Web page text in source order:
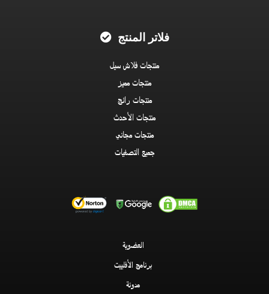
فلاتر المنتج
منتجات فلاش سيل
منتجات مميز
منتجات رائج
منتجات الأحدث
منتجات مجاني
جميع التصفيات
العضوية
برنامج الأفلييت
مدونة